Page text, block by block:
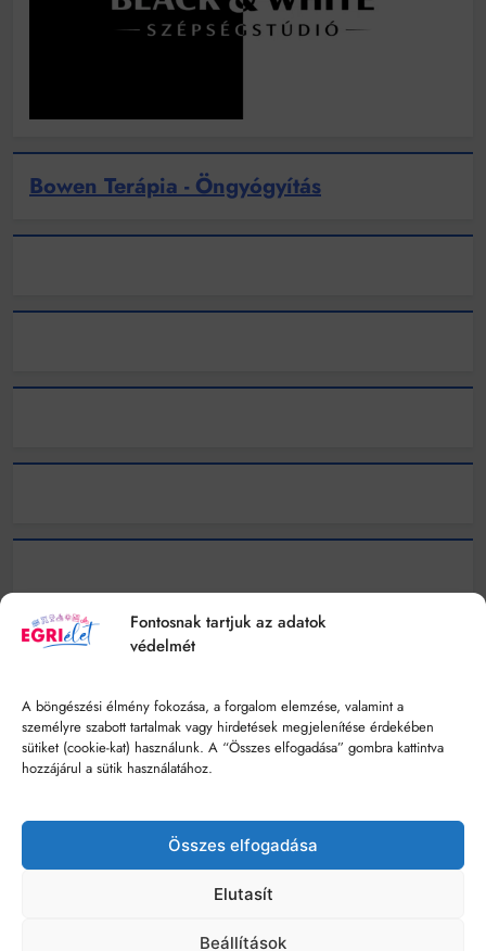
Fontosnak tartjuk az adatok
védelmét
A böngészési élmény fokozása, a forgalom elemzése, valamint a
személyre szabott tartalmak vagy hirdetések megjelenítése érdekében
sütiket (cookie-kat) használunk. A “Összes elfogadása” gombra kattintva
hozzájárul a sütik használatához.
Összes elfogadása
Elutasít
Beállítások
Bowen Terápia - Öngyógyítás
© Minden jog fenntartva - egrielet.hu
Kommentelési Szabályzat
Adatkezelési Tájékoztató